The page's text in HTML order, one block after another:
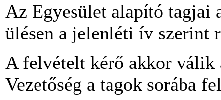
Az Egyesület alapító tagjai
ülésen a jelenléti ív szerint
A felvételt kérő akkor válik
Vezetőség a tagok sorába